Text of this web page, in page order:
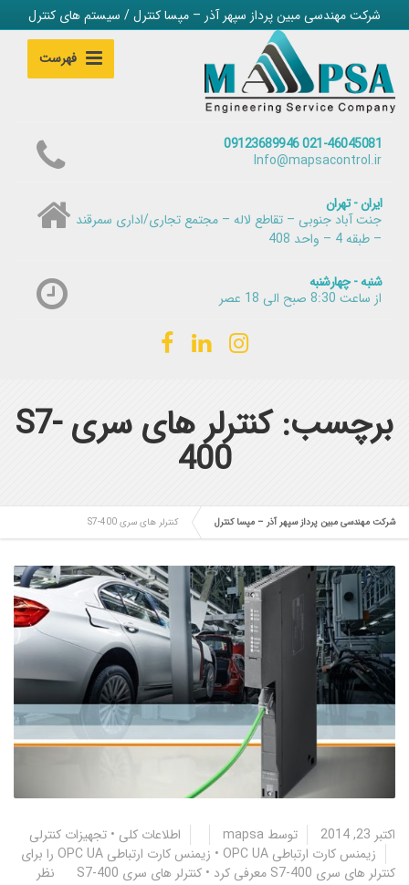
شرکت مهندسی مبین پرداز سپهر آذر – مپسا کنترل / سیستم های کنترل
فهرست
021-46045081 09123689946
Info@mapsacontrol.ir
ایران - تهران
جنت آباد جنوبی – تقاطع لاله – مجتمع تجاری/اداری سمرقند
– طبقه 4 – واحد 408
شنبه - چهارشنبه
از ساعت 8:30 صبح الی 18 عصر
برچسب: کنترلر های سری S7-
400
شرکت مهندسی مبین پرداز سپهر آذر – مپسا کنترل کنترلر های سری S7-400
اکتبر 23, 2014 توسط mapsa اطلاعات کلی • تجهیزات کنترلی
زیمنس کارت ارتباطی OPC UA
•
زیمنس کارت ارتباطی OPC UA را برای
کنترلر های سری S7-400 معرفی کرد
• کنترلر های سری S7-400 نظر